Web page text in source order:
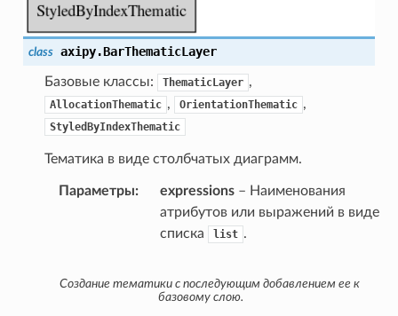
class axipy.BarThematicLayer
Базовые классы: ThematicLayer ,
AllocationThematic , OrientationThematic ,
StyledByIndexThematic
Тематика в виде столбчатых диаграмм.
Параметры: expressions– Наименования
атрибутов или выражений в виде
списка
list .
Создание тематики с последующим добавлением ее к
базовому слою.